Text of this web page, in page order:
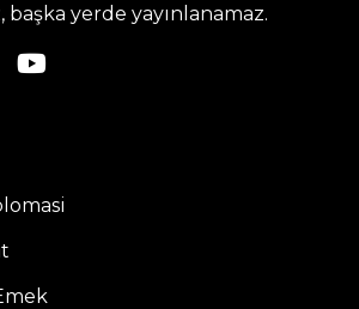
başka yerde yayınlanamaz.